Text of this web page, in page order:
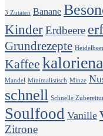
3 Zutaten Banane
KinderErdbeere
Grundrezepte
Kaffee
Mandel Minimalistisch Minze
schnell Schnelle
Soulfood Vanille
Zitrone